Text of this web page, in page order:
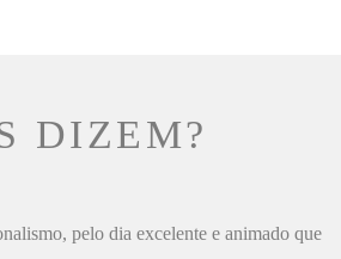
DIZEM?
pelo dia excelente e animado que